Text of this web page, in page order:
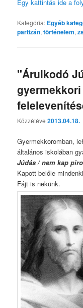
Egy kattintás ide a
Kategória: Egyéb
partizán,történelem,
"Árulkodó
Közzétéve2013.04.18.
Gyermekkoromban,
általános iskolában
Júdás / nem kap
Kapott belőle
Fájt is nekünk.